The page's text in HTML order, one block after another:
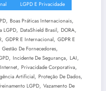
LGPD E Privacidade
, Boas Práticas Internacionais,
LGPD, DataShield Brasil, DORA,
, GDPR E Internacional, GDPR E
Gestão De Fornecedores,
, Incidente De Segurança, LAI,
, Privacidade Corporativa,
Artificial, Proteção De Dados,
LGPD, Vazamento De